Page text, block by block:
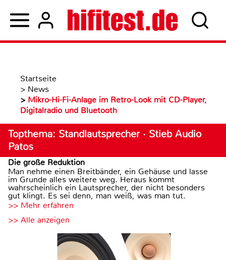
Startseite
> News
> Mikro-Hi-Fi-Anlage im Retro-Look mit CD-Player,
Digitalradio und Bluetooth
Topthema: Standlautsprecher · Stieb Audio
Patos
Die große Reduktion
Man nehme einen Breitbänder, ein Gehäuse und lasse
im Grunde alles weitere weg. Heraus kommt
wahrscheinlich ein Lautsprecher, der nicht besonders
gut klingt. Es sei denn, man weiß, was man tut.
>> Mehr erfahren
>> Alle anzeigen